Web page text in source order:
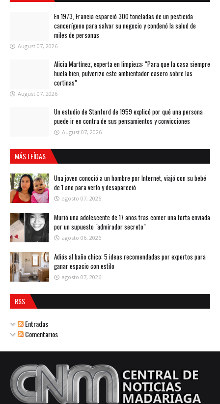
En 1973, Francia esparció 300 toneladas de un pesticida
cancerígeno para salvar su negocio y condenó la salud de
miles de personas
August 07, 2026
Alicia Martínez, experta en limpieza: “Para que la casa siempre
huela bien, pulverizo este ambientador casero sobre las
cortinas”
August 07, 2026
Un estudio de Stanford de 1959 explicó por qué una persona
puede ir en contra de sus pensamientos y convicciones
August 07, 2026
MÁS LEÍDAS
Una joven conoció a un hombre por Internet, viajó con su bebé
de 1 año para verlo y desapareció
agosto 07, 2026
Murió una adolescente de 17 años tras comer una torta enviada
por un supuesto "admirador secreto"
agosto 06, 2026
Adiós al baño chico: 5 ideas recomendadas por expertos para
ganar espacio con estilo
agosto 07, 2026
RSS
Entradas
Comentarios